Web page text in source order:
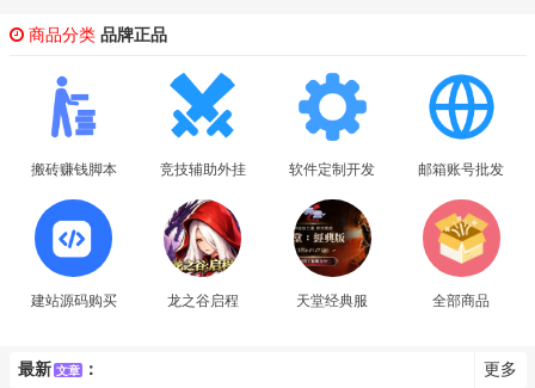
商品分类 品牌正品
搬砖赚钱脚本 竞技辅助外挂 软件定制开发 邮箱账号批发
建站源码购买 龙之谷启程 天堂经典服 全部商品
最新 文章 ： 更多